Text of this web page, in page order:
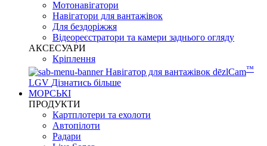
Мотонавігатори
Навігатори для вантажівок
Для бездоріжжя
Відеореєстратори та камери заднього огляду
АКСЕСУАРИ
Кріплення
Навігатор для вантажівок dēzlCam™
LGV Дізнатись більше
МОРСЬКІ
ПРОДУКТИ
Картплотери та ехолоти
Автопілоти
Радари